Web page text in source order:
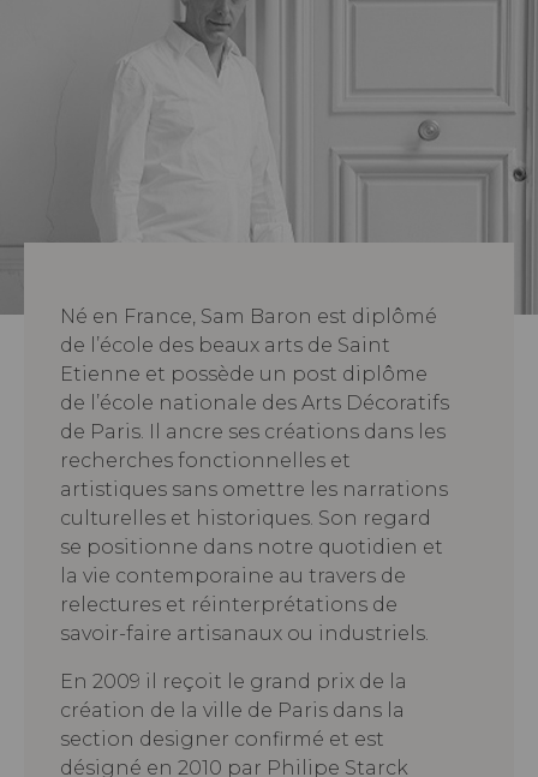
Né en France, Sam Baron est diplômé
de l’école des beaux arts de Saint
Etienne et possède un post diplôme
de l’école nationale des Arts Décoratifs
de Paris. Il ancre ses créations dans les
recherches fonctionnelles et
artistiques sans omettre les narrations
culturelles et historiques. Son regard
se positionne dans notre quotidien et
la vie contemporaine au travers de
relectures et réinterprétations de
savoir-faire artisanaux ou industriels.
En 2009 il reçoit le grand prix de la
création de la ville de Paris dans la
section designer confirmé et est
désigné en 2010 par Philipe Starck